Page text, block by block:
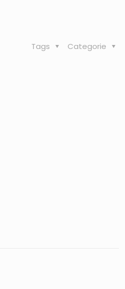
Categorie
Tags